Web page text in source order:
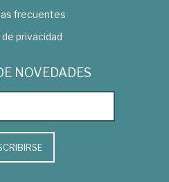
frecuentes
privacidad
NOVEDADES